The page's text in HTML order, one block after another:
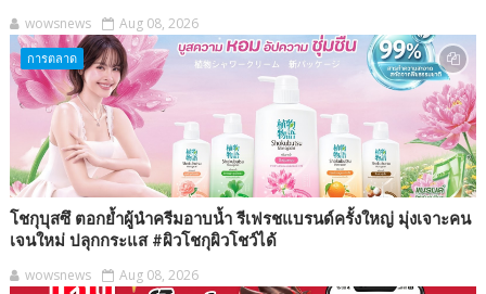
wowsnews Aug 08, 2026
การตลาด
โชกุบุสซึ ตอกย้ำผู้นำครีมอาบน้ำ รีเฟรชแบรนด์ครั้งใหญ่ มุ่งเจาะคน
เจนใหม่ ปลุกกระแส #ผิวโชกุผิวโชว์ได้
wowsnews Aug 08, 2026